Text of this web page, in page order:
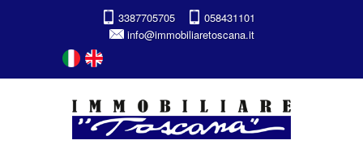
3387705705
058431101
info@immobiliaretoscana.it